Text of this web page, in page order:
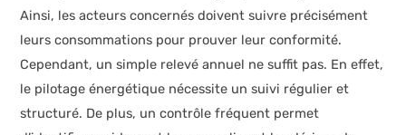
Ainsi, les acteurs concernés doivent suivre précisément
leurs consommations pour prouver leur conformité.
Cependant, un simple relevé annuel ne suffit pas. En effet,
le pilotage énergétique nécessite un suivi régulier et
structuré. De plus, un contrôle fréquent permet